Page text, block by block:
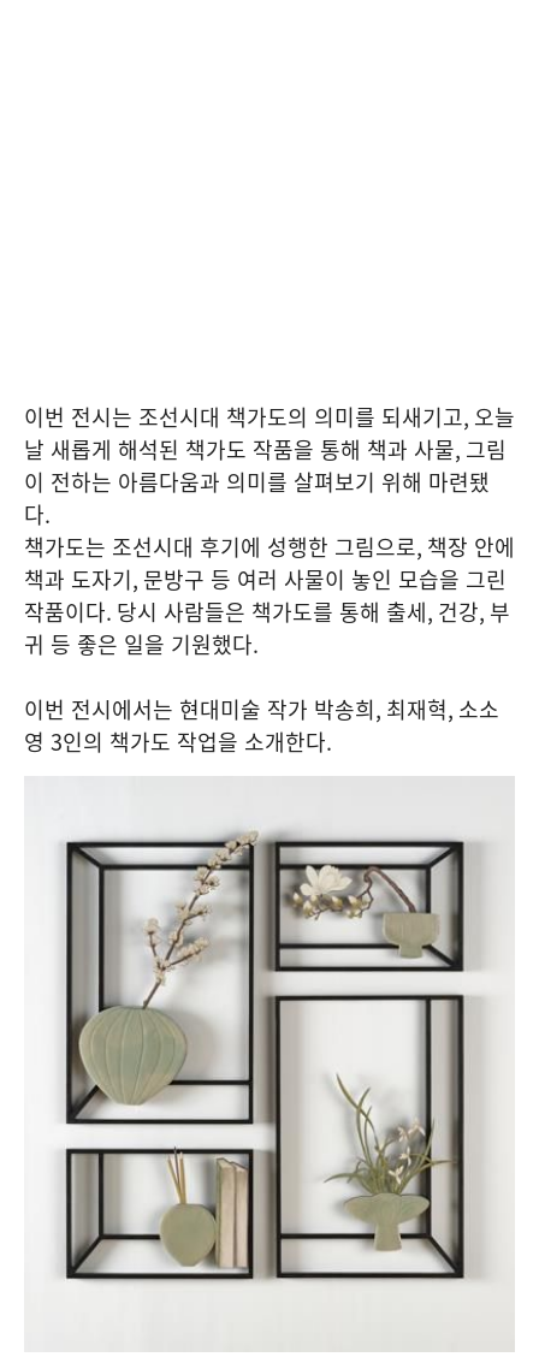
이번 전시는 조선시대 책가도의 의미를 되새기고, 오늘
날 새롭게 해석된 책가도 작품을 통해 책과 사물, 그림
이 전하는 아름다움과 의미를 살펴보기 위해 마련됐
다.
책가도는 조선시대 후기에 성행한 그림으로, 책장 안에
책과 도자기, 문방구 등 여러 사물이 놓인 모습을 그린
작품이다. 당시 사람들은 책가도를 통해 출세, 건강, 부
귀 등 좋은 일을 기원했다.
이번 전시에서는 현대미술 작가 박송희, 최재혁, 소소
영 3인의 책가도 작업을 소개한다.